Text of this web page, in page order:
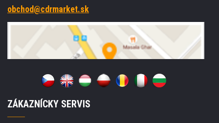
obchod@cdrmarket.sk
ZÁKAZNÍCKY SERVIS